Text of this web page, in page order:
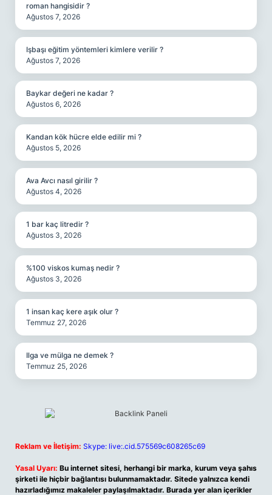
roman hangisidir ?
Ağustos 7, 2026
Işbaşı eğitim yöntemleri kimlere verilir ?
Ağustos 7, 2026
Baykar değeri ne kadar ?
Ağustos 6, 2026
Kandan kök hücre elde edilir mi ?
Ağustos 5, 2026
Ava Avcı nasıl girilir ?
Ağustos 4, 2026
1 bar kaç litredir ?
Ağustos 3, 2026
%100 viskos kumaş nedir ?
Ağustos 3, 2026
1 insan kaç kere aşık olur ?
Temmuz 27, 2026
Ilga ve mülga ne demek ?
Temmuz 25, 2026
Reklam ve İletişim: Skype: live:.cid.575569c608265c69
Yasal Uyarı: Bu internet sitesi, herhangi bir marka, kurum veya şahıs
şirketi ile hiçbir bağlantısı bulunmamaktadır. Sitede yalnızca kendi
hazırladığımız makaleler paylaşılmaktadır. Burada yer alan içerikler